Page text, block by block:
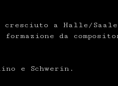
a Halle/
da
e Schwerin.